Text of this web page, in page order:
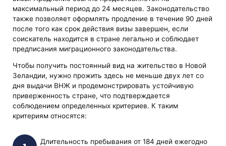
максимальный период до 24 месяцев. Законодательство
также позволяет оформлять продление в течение 90 дней
после того как срок действия визы завершен, если
соискатель находится в стране легально и соблюдает
предписания миграционного законодательства.
Чтобы получить постоянный вид на жительство в Новой
Зеландии, нужно прожить здесь не меньше двух лет со
дня выдачи ВНЖ и продемонстрировать устойчивую
приверженность стране, что подтверждается
соблюдением определенных критериев. К таким
критериям относятся:
Длительность пребывания от 184 дней ежегодно